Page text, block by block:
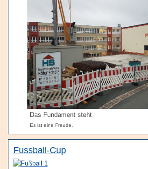
Das Fundament steht
Es ist eine Freude,
Fussball-Cup